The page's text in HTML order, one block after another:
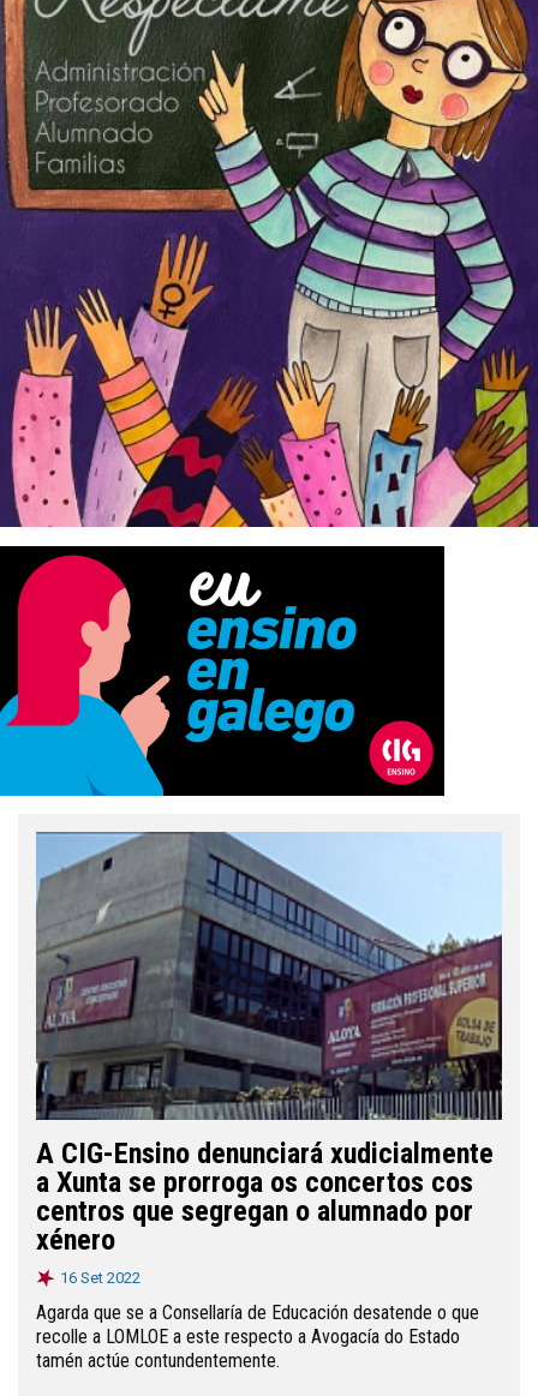
A CIG-Ensino denunciará xudicialmente
a Xunta se prorroga os concertos cos
centros que segregan o alumnado por
xénero
16 Set 2022
Agarda que se a Consellaría de Educación desatende o que
recolle a LOMLOE a este respecto a Avogacía do Estado
tamén actúe contundentemente.